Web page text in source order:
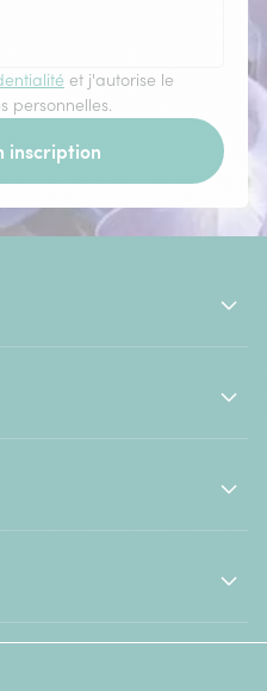
et j'autorise le
personnelles.
inscription